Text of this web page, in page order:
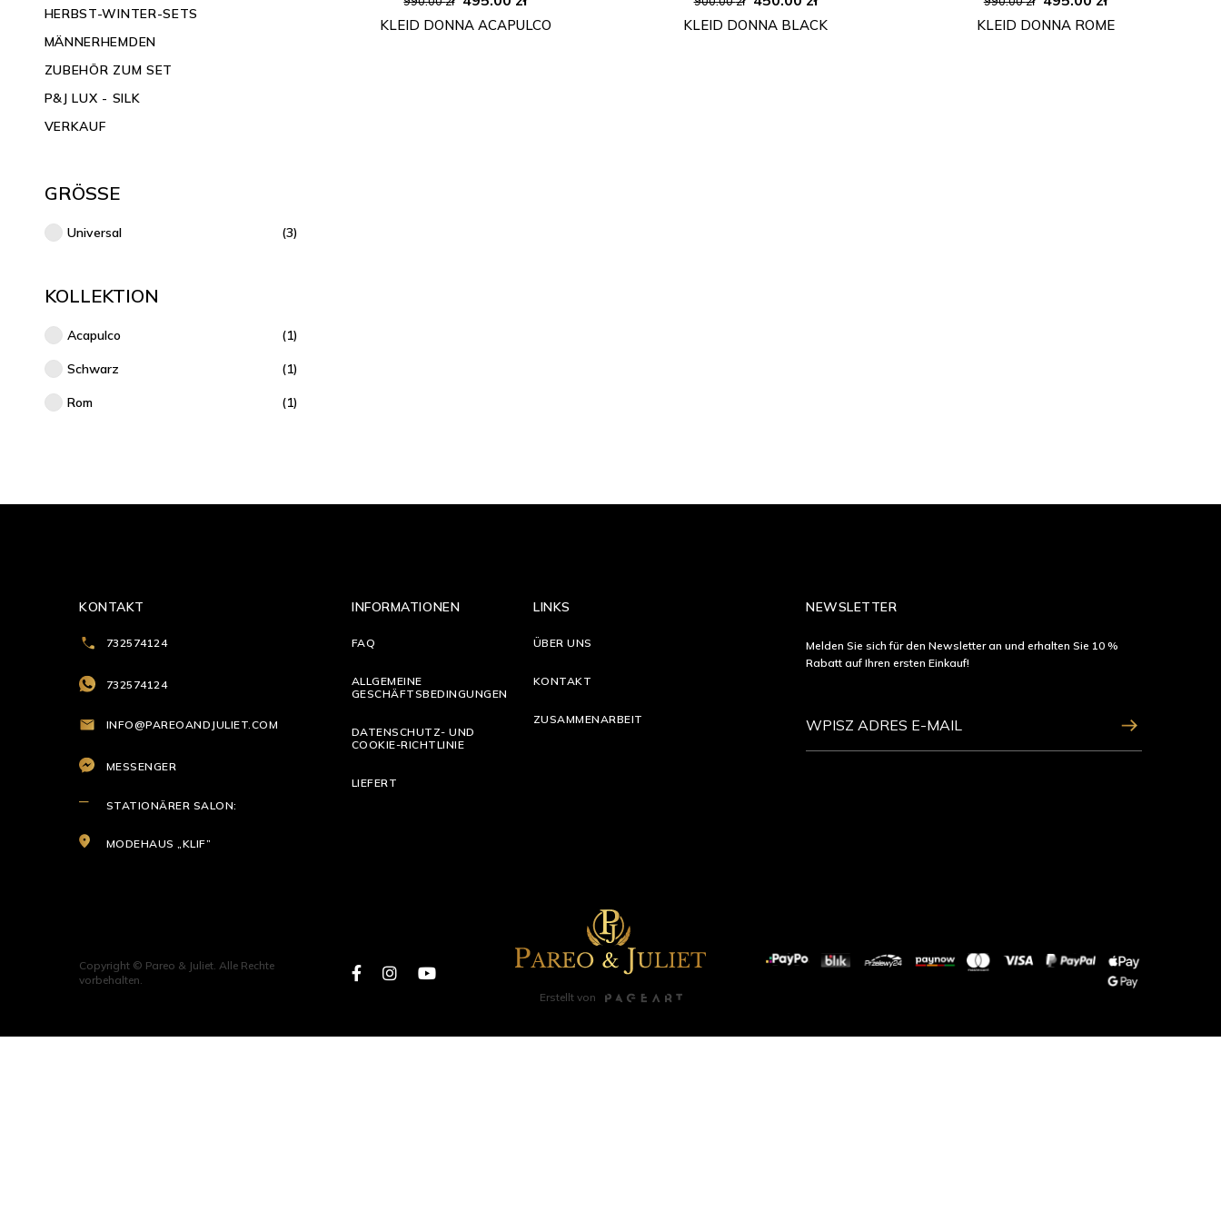
Preis
Preis
KLEID DONNA ACAPULCO
Preis
Preis
KLEID DONNA BLACK
Preis
Preis
KLEID DONNA ROME
HERBST-WINTER-SETS
MÄNNERHEMDEN
ZUBEHÖR ZUM SET
P&J LUX - SILK
VERKAUF
GRÖSSE
Universal (3)
KOLLEKTION
Acapulco (1)
Schwarz (1)
Rom (1)
KONTAKT
732574124
732574124
INFO@PAREOANDJULIET.COM
MESSENGER
STATIONÄRER SALON:
MODEHAUS „KLIF”
INFORMATIONEN
FAQ
ALLGEMEINE
GESCHÄFTSBEDINGUNGEN
DATENSCHUTZ- UND
COOKIE-RICHTLINIE
LIEFERT
LINKS
ÜBER UNS
KONTAKT
ZUSAMMENARBEIT
NEWSLETTER
Melden Sie sich für den Newsletter an und erhalten Sie 10 %
Rabatt auf Ihren ersten Einkauf!
Copyright © Pareo & Juliet. Alle Rechte
vorbehalten.
Erstellt von